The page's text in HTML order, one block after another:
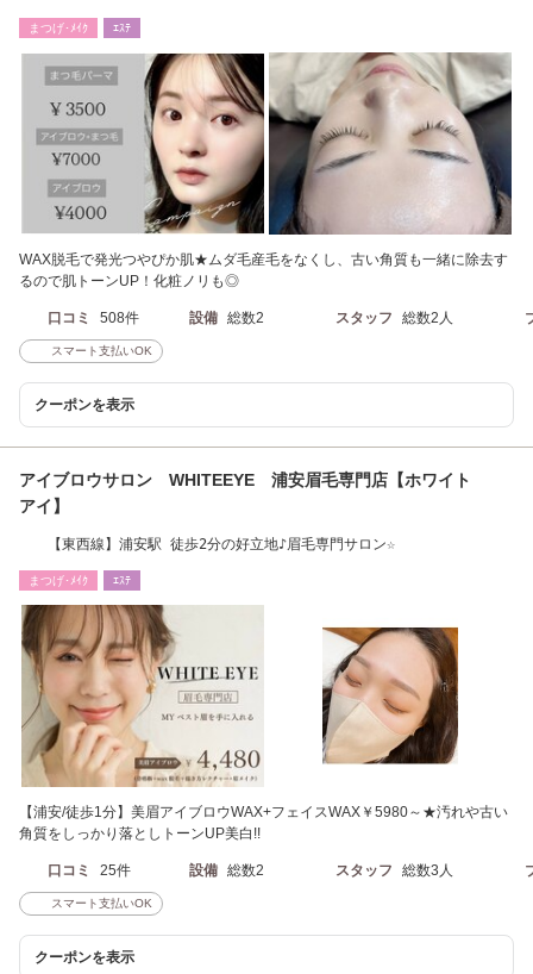
まつげ･ﾒｲｸ ｴｽﾃ
WAX脱毛で発光つやぴか肌★ムダ毛産毛をなくし、古い角質も一緒に除去す
るので肌トーンUP！化粧ノリも◎
口コミ 508件 設備 総数2 スタッフ 総数2人
スマート支払いOK
クーポンを表示
アイブロウサロン WHITEEYE 浦安眉毛専門店【ホワイト
アイ】
【東西線】浦安駅 徒歩2分の好立地♪眉毛専門サロン☆
まつげ･ﾒｲｸ ｴｽﾃ
【浦安/徒歩1分】美眉アイブロウWAX+フェイスWAX￥5980～★汚れや古い
角質をしっかり落としトーンUP美白!!
口コミ 25件 設備 総数2 スタッフ 総数3人
スマート支払いOK
クーポンを表示